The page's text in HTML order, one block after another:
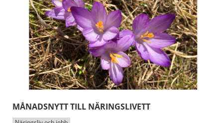
MÅNADSNYTT TILL NÄRINGSLIVETT